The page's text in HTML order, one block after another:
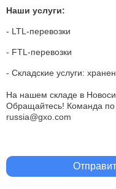
Наши услуги:
- LTL -перевозки
- FTL -перевозки
- Складские услуги:
На нашем складе в
Обращайтесь! Команда по
russia@gxo.com